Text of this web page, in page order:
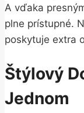
A vďaka
plne prístupné.
poskytuje extra
Štýlový
Jednom